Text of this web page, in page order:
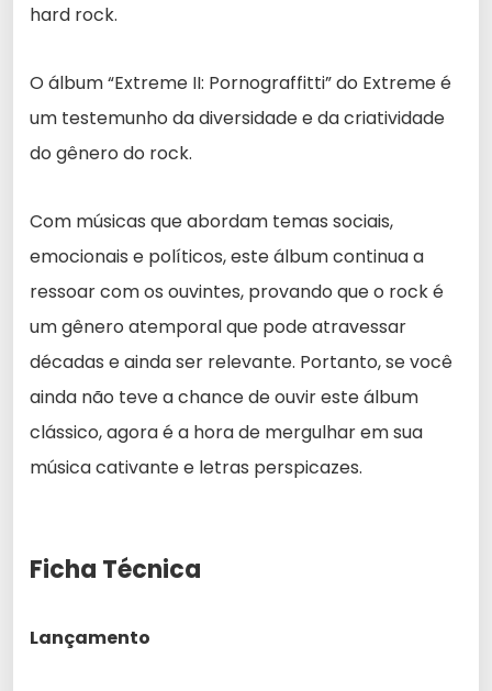
hard rock.
O álbum “Extreme II: Pornograffitti” do Extreme é
um testemunho da diversidade e da criatividade
do gênero do rock.
Com músicas que abordam temas sociais,
emocionais e políticos, este álbum continua a
ressoar com os ouvintes, provando que o rock é
um gênero atemporal que pode atravessar
décadas e ainda ser relevante. Portanto, se você
ainda não teve a chance de ouvir este álbum
clássico, agora é a hora de mergulhar em sua
música cativante e letras perspicazes.
Ficha Técnica
Lançamento